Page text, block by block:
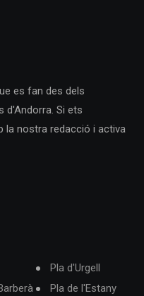
es fan des dels
d'Andorra. Si ets
la nostra redacció i activa
Pla d'Urgell
Pla de l'Estany